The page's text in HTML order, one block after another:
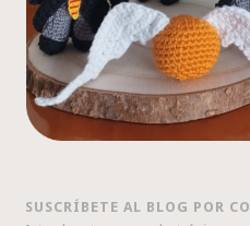
SUSCRÍBETE AL BLOG POR